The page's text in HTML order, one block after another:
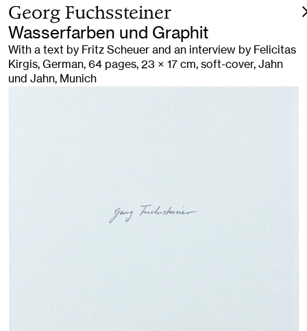
Georg Fuchssteiner
Wasserfarben und Graphit
With a text by Fritz Scheuer and an interview by Felicitas
Kirgis, German, 64 pages, 23 × 17 cm, soft-cover, Jahn
und Jahn, Munich